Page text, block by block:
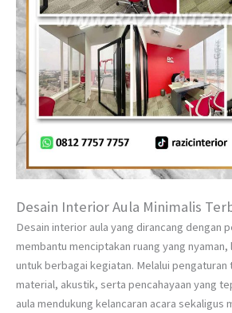
Desain Interior Aula Minimalis
Desain interior aula yang dirancang dengan
membantu menciptakan ruang yang
untuk berbagai kegiatan. Melalui pengaturan
material, akustik, serta pencahayaan yang
aula mendukung kelancaran acara sekaligus